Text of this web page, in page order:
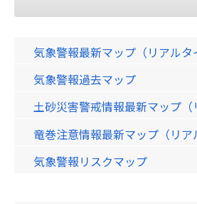
気象警報最新マップ（リアルタ
気象警報過去マップ
土砂災害警戒情報最新マップ（
竜巻注意情報最新マップ（リア
気象警報リスクマップ